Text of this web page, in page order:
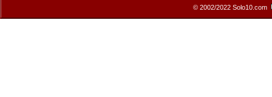
© 2002/2022 Solo10.com